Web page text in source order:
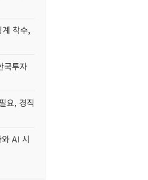
착수,
국투자
요, 경직
AI 시